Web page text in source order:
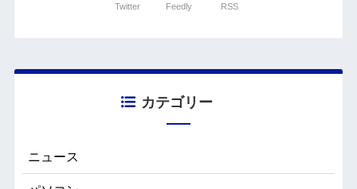
Twitter Feedly RSS
カテゴリー
ニュース